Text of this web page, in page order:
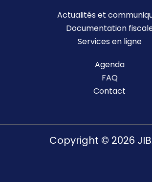
Actualités et
Documentation
Services en ligne
Agenda
FAQ
Contact
Copyright © 2026